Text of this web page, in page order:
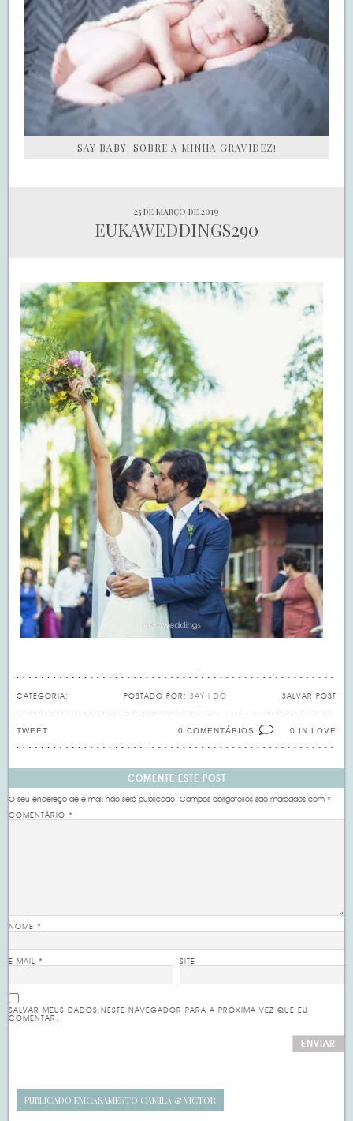
SAY BABY: SOBRE A MINHA GRAVIDEZ!
25 de março de 2019
EUKAWEDDINGS290
CATEGORIA: SALVAR POST
POSTADO POR: SAY I DO
0 IN LOVE
0 COMENTÁRIOS
TWEET
COMENTE ESTE POST
O seu endereço de e-mail não será publicado. Campos obrigatórios são marcados com*
COMENTÁRIO*
NOME*
E-MAIL* SITE
SALVAR MEUS DADOS NESTE NAVEGADOR PARA A PRÓXIMA VEZ QUE EU
COMENTAR.
PUBLICADO EMCASAMENTO CAMILA & VICTOR